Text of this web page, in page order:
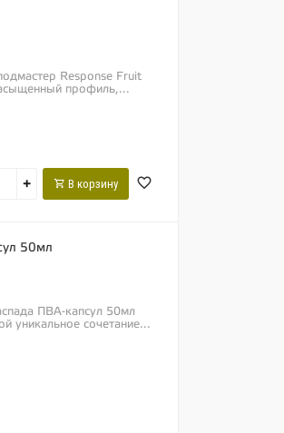
Response Fruit
профиль,...
+ В корзину
50мл
ПВА-капсул 50мл
уникальное сочетание...